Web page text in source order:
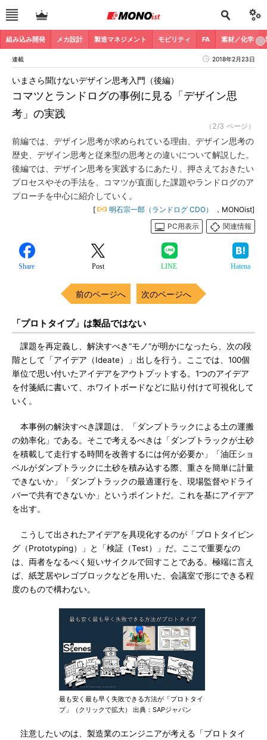
組み込み開発 メカ設計 製造マネジメント モビリティ FA 素材／化学
連載 2018年2月23日
コマツとランドログの事例に見る「デザイン思
考」の実践
いまさら聞けないデザイン思考入門（後編）
（2/3 ページ）
前編では、デザイン思考が求められている理由、デザイン思考の
歴史、デザイン思考と従来型の思考との違いについて解説した。
後編では、デザイン思考を実践するにあたり、押さえておきたい
プロセスやその手法を、コマツが直面した課題やランドログのア
プローチを中心に紹介していく。
[ 明石宗一郎（ランドログ CDO）
，MONOist]
PC用表示
関連情報
Share Post LINE Hatena
前のページへ 次のページへ
「プロトタイプ」は製品ではない
課題を再定義し、解決すべき“モノ”が明かになったら、次の段
階として「アイデア（Ideate）」出しを行う。ここでは、100個
単位で思い付いたアイデアをアウトプットする。1つのアイデア
を付箋紙に書いて、ホワイトボードなどに貼り付けて可視化して
いく。
本事例の解決すべき課題は、「ダンプトラックによる土の運搬
の効率化」である。そこで考えるべきは「ダンプトラックが土砂
を積載して走行する時間を改善するには何が必要か」「油圧ショ
ベルがダンプトラックに土砂を積み込する際、重さを簡単に計量
できないか」「ダンプトラックの最適運行を、現場監督やドライ
バーで共有できないか」というポイントだ。これを基にアイデア
を出す。
こうして出されたアイデアを具現化するのが「プロトタイピン
グ（Prototyping）」と「検証（Test）」だ。ここで重要なの
は、両者をなるべく短いサイクルで回すことである。極端に言え
ば、紙芝居やレゴブロックなどを用いた、会議室で形にできる程
度のもので構わない。
最も安く最も早く失敗できる方法が「プロトタイ
プ」（クリックで拡大） 出典：SAPジャパン
注意したいのは、製造業のエンジニアが考える「プロトタイ